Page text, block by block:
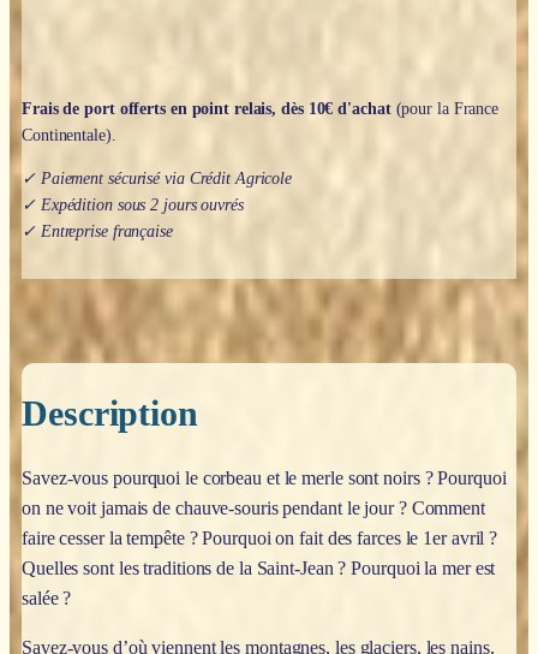
Frais de port offerts en point relais, dès 10€ d'achat(pour la France
Continentale).
✓ Paiement sécurisé via Crédit Agricole
✓ Expédition sous 2 jours ouvrés
✓ Entreprise française
Description
Savez-vous pourquoi le corbeau et le merle sont noirs ? Pourquoi
on ne voit jamais de chauve-souris pendant le jour ? Comment
faire cesser la tempête ? Pourquoi on fait des farces le 1er avril ?
Quelles sont les traditions de la Saint-Jean ? Pourquoi la mer est
salée ?
Savez-vous d’où viennent les montagnes, les glaciers, les nains,